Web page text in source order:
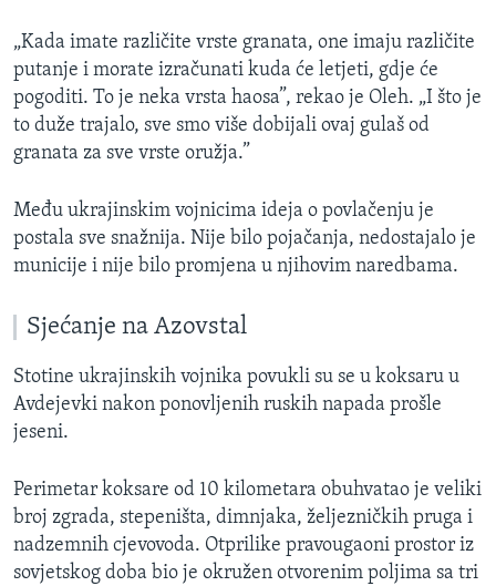
„Kada imate različite vrste granata, one imaju različite
putanje i morate izračunati kuda će letjeti, gdje će
pogoditi. To je neka vrsta haosa”, rekao je Oleh. „I što je
to duže trajalo, sve smo više dobijali ovaj gulaš od
granata za sve vrste oružja.”
Među ukrajinskim vojnicima ideja o povlačenju je
postala sve snažnija. Nije bilo pojačanja, nedostajalo je
municije i nije bilo promjena u njihovim naredbama.
Sjećanje na Azovstal
Stotine ukrajinskih vojnika povukli su se u koksaru u
Avdejevki nakon ponovljenih ruskih napada prošle
jeseni.
Perimetar koksare od 10 kilometara obuhvatao je veliki
broj zgrada, stepeništa, dimnjaka, željezničkih pruga i
nadzemnih cjevovoda. Otprilike pravougaoni prostor iz
sovjetskog doba bio je okružen otvorenim poljima sa tri